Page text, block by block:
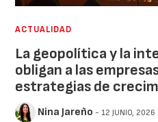
ACTUALIDAD
La geopolítica y la
obligan a las
estrategias de
Nina Jareño - 12 JUNIO, 2026